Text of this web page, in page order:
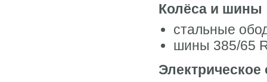
Колёса и шины
стальные
шины 385/65